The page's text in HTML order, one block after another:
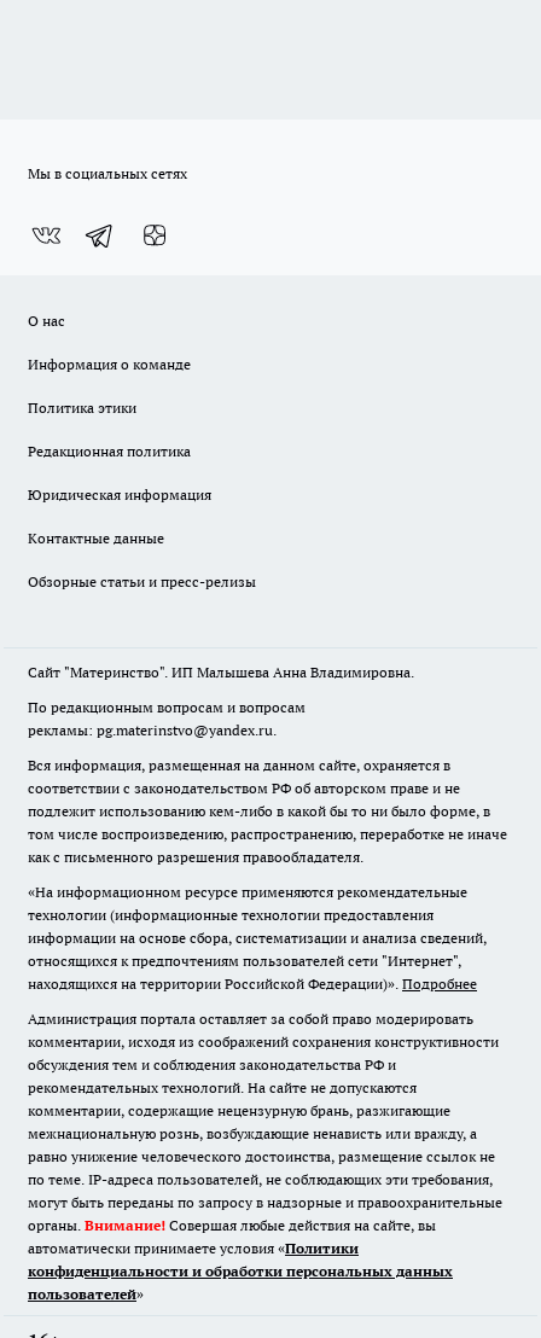
Мы в социальных сетях
О нас
Информация о команде
Политика этики
Редакционная политика
Юридическая информация
Контактные данные
Обзорные статьи и пресс-релизы
Сайт "Материнство". ИП Малышева Анна Владимировна.
По редакционным вопросам и вопросам
рекламы: pg.materinstvo@yandex.ru.
Вся информация, размещенная на данном сайте, охраняется в
соответствии с законодательством РФ об авторском праве и не
подлежит использованию кем-либо в какой бы то ни было форме, в
том числе воспроизведению, распространению, переработке не иначе
как с письменного разрешения правообладателя.
«На информационном ресурсе применяются рекомендательные
технологии (информационные технологии предоставления
информации на основе сбора, систематизации и анализа сведений,
относящихся к предпочтениям пользователей сети "Интернет",
находящихся на территории Российской Федерации)». Подробнее
Администрация портала оставляет за собой право модерировать
комментарии, исходя из соображений сохранения конструктивности
обсуждения тем и соблюдения законодательства РФ и
рекомендательных технологий. На сайте не допускаются
комментарии, содержащие нецензурную брань, разжигающие
межнациональную рознь, возбуждающие ненависть или вражду, а
равно унижение человеческого достоинства, размещение ссылок не
по теме. IP-адреса пользователей, не соблюдающих эти требования,
могут быть переданы по запросу в надзорные и правоохранительные
органы. Внимание! Совершая любые действия на сайте, вы
автоматически принимаете условия «Политики
конфиденциальности и обработки персональных данных
пользователей»